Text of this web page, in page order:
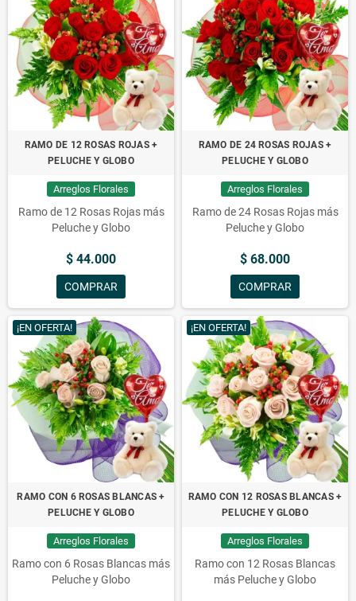
RAMO DE 12 ROSAS ROJAS +
PELUCHE Y GLOBO
Arreglos Florales
Ramo de 12 Rosas Rojas más
Peluche y Globo
$ 44.000
COMPRAR
RAMO DE 24 ROSAS ROJAS +
PELUCHE Y GLOBO
Arreglos Florales
Ramo de 24 Rosas Rojas más
Peluche y Globo
$ 68.000
COMPRAR
¡EN OFERTA!
RAMO CON 6 ROSAS BLANCAS +
PELUCHE Y GLOBO
Arreglos Florales
Ramo con 6 Rosas Blancas más
Peluche y Globo
¡EN OFERTA!
RAMO CON 12 ROSAS BLANCAS +
PELUCHE Y GLOBO
Arreglos Florales
Ramo con 12 Rosas Blancas
más Peluche y Globo